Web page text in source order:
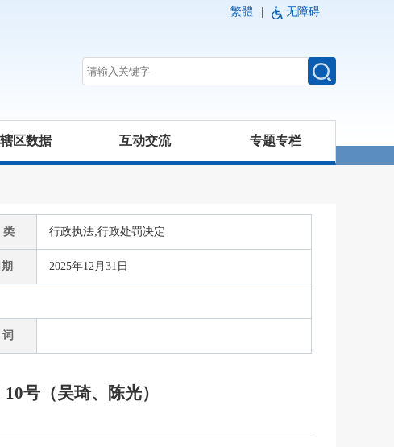
繁體 无障碍
辖区数据 互动交流 专题专栏
行政执法;行政处罚决定
2025年12月31日
号（吴琦、陈光）